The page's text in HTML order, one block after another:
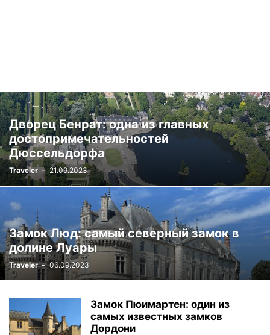
Дворец Бенрат: одна из главных
достопримечательностей
Дюссельдорфа
Traveler - 21.09.2023
Замок Люд: самый северный замок в
долине Луары
Traveler - 06.09.2023
Замок Пюимартен: один из
самых известных замков
Дордони